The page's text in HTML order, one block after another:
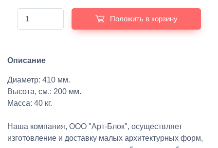
Положить в корзину
Описание
Диаметр: 410 мм.
Высота, см.: 200 мм.
Масса: 40 кг.
Наша компания, ООО "Арт-Блок", осуществляет
изготовление и доставку малых архитектурных форм,